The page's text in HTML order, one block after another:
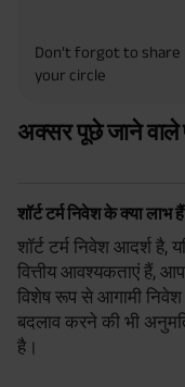
Don’t forgot to
your circle
अक्सर पूछे जाने वाले
शॉर्ट टर्म निवेश के क्या लाभ
शॉर्ट टर्म निवेश आदर्श
वित्तीय आवश्यकताएं हैं,
विशेष रूप से आगामी
बदलाव करने की भी
है।